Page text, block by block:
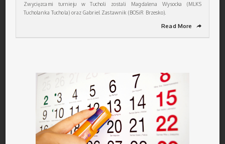
Zwycięzcami turnieju w Tucholi zostali Magdalena Wysocka (MLKS
Tucholanka Tuchola) oraz Gabriel Zastawnik (BOSiR Brzesko).
Read More ➦